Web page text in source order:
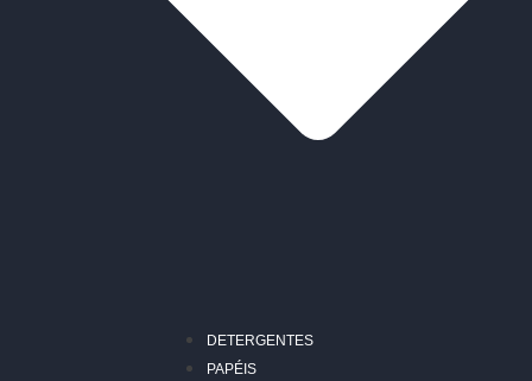
DETERGENTES
PAPÉIS